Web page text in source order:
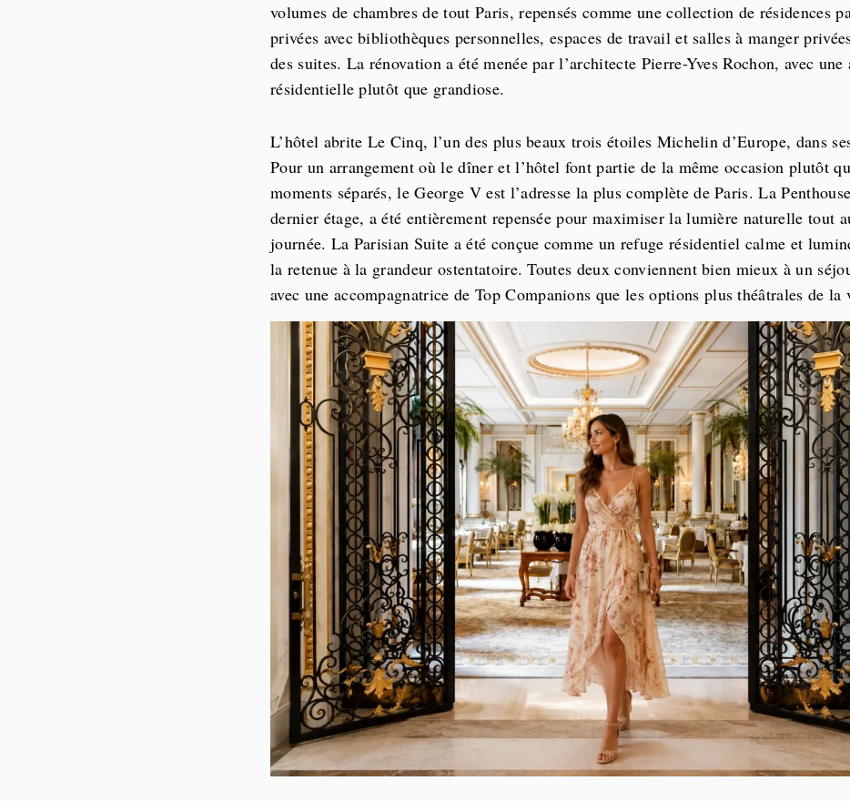
volumes de chambres de tout Paris, repensés comme une collection de résidences
privées avec bibliothèques personnelles, espaces de travail et salles à manger
des suites. La rénovation a été menée par l’architecte Pierre-Yves Rochon, avec une
résidentielle plutôt que grandiose.
L’hôtel abrite Le Cinq, l’un des plus beaux trois étoiles Michelin d’Europe, dans
Pour un arrangement où le dîner et l’hôtel font partie de la même occasion plutôt
moments séparés, le George V est l’adresse la plus complète de Paris. La
dernier étage, a été entièrement repensée pour maximiser la lumière naturelle tout
journée. La Parisian Suite a été conçue comme un refuge résidentiel calme et
la retenue à la grandeur ostentatoire. Toutes deux conviennent bien mieux à un
avec une accompagnatrice de Top Companions que les options plus théâtrales de la